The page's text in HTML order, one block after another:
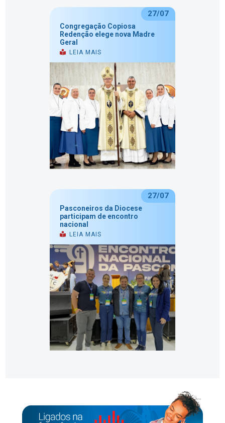
27/07
Congregação Copiosa
Redenção elege nova Madre
Geral
LEIA MAIS
27/07
Pasconeiros da Diocese
participam de encontro
nacional
LEIA MAIS